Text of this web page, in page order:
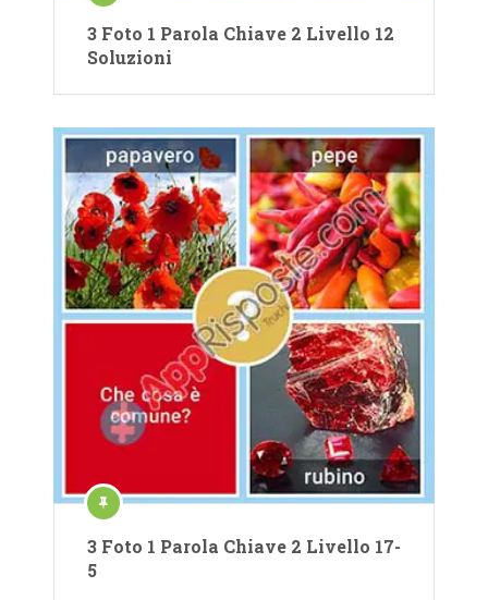
3 Foto 1 Parola Chiave 2 Livello 12
Soluzioni
3 Foto 1 Parola Chiave 2 Livello 17-
5